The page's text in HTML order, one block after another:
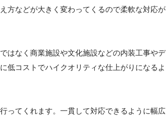
方などが大きく変わってくるので柔軟な対応が
はなく商業施設や文化施設などの内装工事やデ
低コストでハイクオリティな仕上がりになるよ
ってくれます。一貫して対応できるように幅広